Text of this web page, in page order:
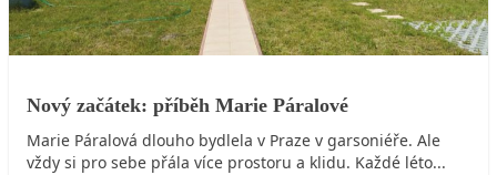
Nový začátek: příběh Marie Páralové
Marie Páralová dlouho bydlela v Praze v garsoniéře. Ale
vždy si pro sebe přála více prostoru a klidu. Každé léto...